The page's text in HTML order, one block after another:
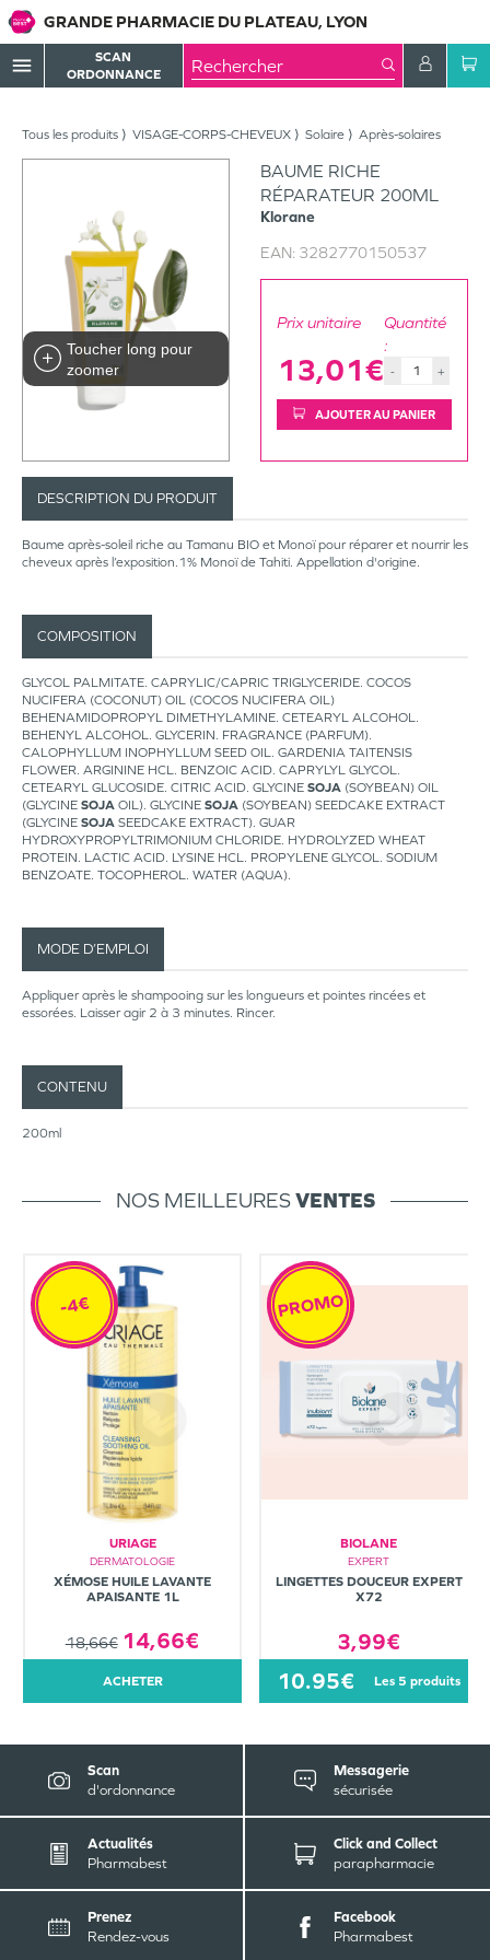
GRANDE PHARMACIE DU PLATEAU, LYON
menu
SCAN
ORDONNANCE
Tous les produits VISAGE-CORPS-CHEVEUX Solaire Après-solaires
Toucher long pour
zoomer
BAUME RICHE
RÉPARATEUR 200ML
Klorane
EAN: 3282770150537
Prix unitaire
13,01€
Quantité
:
- +
AJOUTER AU PANIER
DESCRIPTION DU PRODUIT
Baume après-soleil riche au Tamanu BIO et Monoï pour réparer et nourrir les
cheveux après l’exposition.1% Monoï de Tahiti. Appellation d'origine.
COMPOSITION
GLYCOL PALMITATE. CAPRYLIC/CAPRIC TRIGLYCERIDE. COCOS
NUCIFERA (COCONUT) OIL (COCOS NUCIFERA OIL)
BEHENAMIDOPROPYL DIMETHYLAMINE. CETEARYL ALCOHOL.
BEHENYL ALCOHOL. GLYCERIN. FRAGRANCE (PARFUM).
CALOPHYLLUM INOPHYLLUM SEED OIL. GARDENIA TAITENSIS
FLOWER. ARGININE HCL. BENZOIC ACID. CAPRYLYL GLYCOL.
CETEARYL GLUCOSIDE. CITRIC ACID. GLYCINE SOJA (SOYBEAN) OIL
(GLYCINE SOJA OIL). GLYCINE SOJA (SOYBEAN) SEEDCAKE EXTRACT
(GLYCINE SOJA SEEDCAKE EXTRACT). GUAR
HYDROXYPROPYLTRIMONIUM CHLORIDE. HYDROLYZED WHEAT
PROTEIN. LACTIC ACID. LYSINE HCL. PROPYLENE GLYCOL. SODIUM
BENZOATE. TOCOPHEROL. WATER (AQUA).
MODE D’EMPLOI
Appliquer après le shampooing sur les longueurs et pointes rincées et
essorées. Laisser agir 2 à 3 minutes. Rincer.
CONTENU
200ml
NOS MEILLEURESVENTES
URIAGE
DERMATOLOGIE
XÉMOSE HUILE LAVANTE
APAISANTE 1L
18,66€ 14,66€
-4€
ACHETER
BIOLANE
EXPERT
LINGETTES DOUCEUR EXPERT
X72
3,99€
PROMO
10.95€ les 5 produits
Scan
d'ordonnance
Messagerie
sécurisée
Actualités
Pharmabest
Click and Collect
parapharmacie
Prenez
Rendez-vous
Facebook
Pharmabest